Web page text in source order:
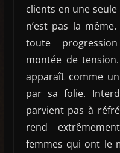
clients en une
n’est pas la
toute
montée de
apparaît comme
par sa folie.
parvient pas à
rend
femmes qui ont le